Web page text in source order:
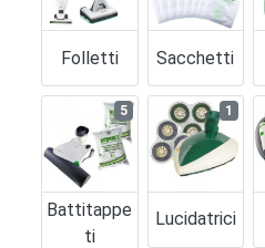
Folletti Sacchetti
Battitappe
Ti
5
Lucidatrici
1